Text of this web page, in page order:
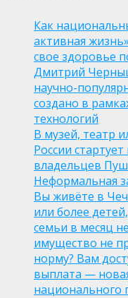
Как
активная
свое здоровье
Дмитрий
научно-
создано в
технологий
В музей, театр
России
владельцев
Неформальная
Вы живёте в
или более
семьи в месяц
имущество не
норму? Вам
выплата —
национального